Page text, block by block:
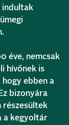
indultak
éve, nemcsak
hívőnek is
hogy ebben a
bizonyára
részesültek
a kegyoltár